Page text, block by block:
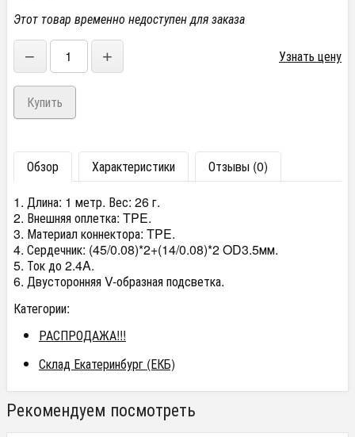
Этот товар временно недоступен для заказа
− + Узнать цену
Обзор Характеристики
Отзывы (0)
1. Длина: 1 метр. Вес: 26 г.
2. Внешняя оплетка: TPE.
3. Материал коннектора: TPE.
4. Сердечник: (45/0.08)*2+(14/0.08)*2 OD3.5мм.
5. Ток до 2.4A.
6. Двусторонняя V-образная подсветка.
Категории:
РАСПРОДАЖА!!!
Склад Екатеринбург (ЕКБ)
Рекомендуем посмотреть